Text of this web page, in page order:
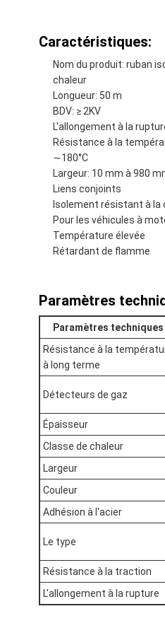
Maison
Produits
Au sujet de nous
Visite d'usine
Contrôle de qualité
Contactez-nous
Bande d'isolation de tissu
Bande résistante à la
Ruban adhésif de tissu en
Ruban adhésif de film de
Ruban adhésif de papier
Bande de tissu en verre
L'aluminium a fait face au
Tissu de fibre de verre de
Bande de canevas
Ruban adhésif de tissu
Caractéristiques:
Nom du produit: ruban
chaleur
Longueur: 50 m
BDV: ≥ 2KV
L'allongement à la
Résistance à la
∼180°C
Largeur: 10 mm à 980
Liens conjoints
Isolement résistant à la
Pour les véhicules à
Température élevée
Rétardant de flamme
Paramètres
Paramètres techniques
Résistance à la
à long terme
Détecteurs de gaz
Épaisseur
Classe de chaleur
Largeur
Couleur
Adhésion à l'acier
Le type
Résistance à la traction
L'allongement à la rupture